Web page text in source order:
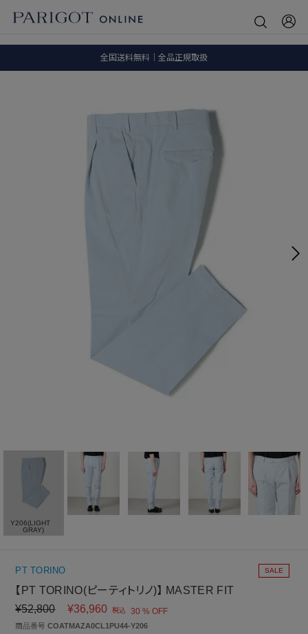
全国送料無料｜全品正規取扱
Y206(LIGHT
GRAY)
PT TORINO
【PT TORINO(ピーティトリノ)】 MASTER FIT
¥52,800 ¥36,960 税込 30 % OFF
SALE
商品番号 COATMAZA0CL1PU44-Y206